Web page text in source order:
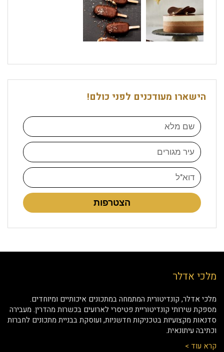
הישארו מעודכנים לפני כולם!
הצטרפות
מלכי אדלר
מלכי אדלר, קונדיטורית המתמחה במתכונים איכותיים ומיוחדים.
מספקת שירותי קונדיטוריית פטיסרי לארועים בכשרות מהדרין. מעבירה
סדנאות מקצועיות בטכניקות חדשניות, ועוסקת בבניית מתכונים לחברות
וכתיבה עיתונאית.
קרא עוד >